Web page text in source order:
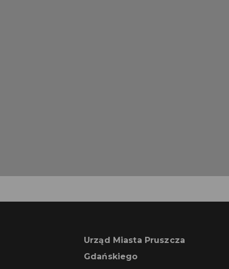
Urząd Miasta Pruszcza
Gdańskiego